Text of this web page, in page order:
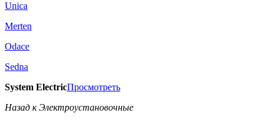
Unica
Merten
Odace
Sedna
System ElectricПросмотреть
Назад к Электроустановочные